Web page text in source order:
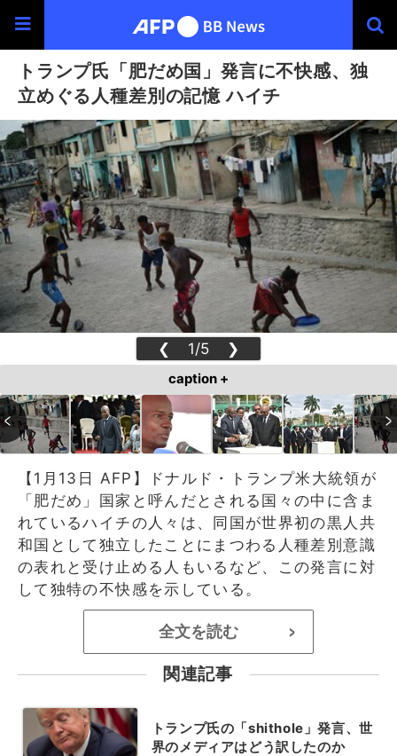
トランプ氏「肥だめ国」発言に不快感、独
立めぐる人種差別の記憶 ハイチ
❮ 1/5 ❯
caption +
【1月13日 AFP】ドナルド・トランプ米大統領が
「肥だめ」国家と呼んだとされる国々の中に含ま
れているハイチの人々は、同国が世界初の黒人共
和国として独立したことにまつわる人種差別意識
の表れと受け止める人もいるなど、この発言に対
して独特の不快感を示している。
全文を読む >
関連記事
トランプ氏の「shithole」発言、世
界のメディアはどう訳したのか